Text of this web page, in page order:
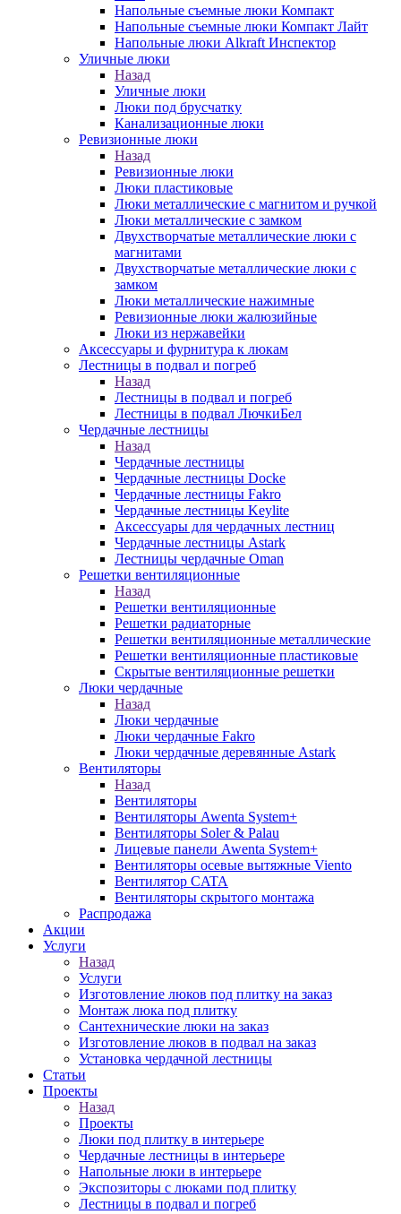
Напольные съемные люки Компакт
Напольные съемные люки Компакт Лайт
Напольные люки Alkraft Инспектор
Уличные люки
Назад
Уличные люки
Люки под брусчатку
Канализационные люки
Ревизионные люки
Назад
Ревизионные люки
Люки пластиковые
Люки металлические с магнитом и ручкой
Люки металлические с замком
Двухстворчатые металлические люки с
магнитами
Двухстворчатые металлические люки с
замком
Люки металлические нажимные
Ревизионные люки жалюзийные
Люки из нержавейки
Аксессуары и фурнитура к люкам
Лестницы в подвал и погреб
Назад
Лестницы в подвал и погреб
Лестницы в подвал ЛючкиБел
Чердачные лестницы
Назад
Чердачные лестницы
Чердачные лестницы Docke
Чердачные лестницы Fakro
Чердачные лестницы Keylite
Аксессуары для чердачных лестниц
Чердачные лестницы Astark
Лестницы чердачные Oman
Решетки вентиляционные
Назад
Решетки вентиляционные
Решетки радиаторные
Решетки вентиляционные металлические
Решетки вентиляционные пластиковые
Скрытые вентиляционные решетки
Люки чердачные
Назад
Люки чердачные
Люки чердачные Fakro
Люки чердачные деревянные Astark
Вентиляторы
Назад
Вентиляторы
Вентиляторы Awenta System+
Вентиляторы Soler & Palau
Лицевые панели Awenta System+
Вентиляторы осевые вытяжные Viento
Вентилятор CATA
Вентиляторы скрытого монтажа
Распродажа
Акции
Услуги
Назад
Услуги
Изготовление люков под плитку на заказ
Монтаж люка под плитку
Сантехнические люки на заказ
Изготовление люков в подвал на заказ
Установка чердачной лестницы
Статьи
Проекты
Назад
Проекты
Люки под плитку в интерьере
Чердачные лестницы в интерьере
Напольные люки в интерьере
Экспозиторы с люками под плитку
Лестницы в подвал и погреб